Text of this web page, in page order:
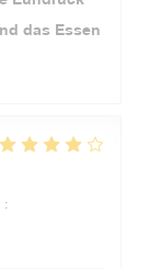
das Essen
: